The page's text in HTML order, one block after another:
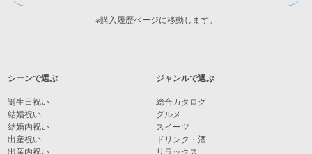
※購入履歴ページに移動します。
シーンで選ぶ
誕生日祝い
結婚祝い
結婚内祝い
出産祝い
出産内祝い
ジャンルで選ぶ
総合カタログ
グルメ
スイーツ
ドリンク・酒
リラックス